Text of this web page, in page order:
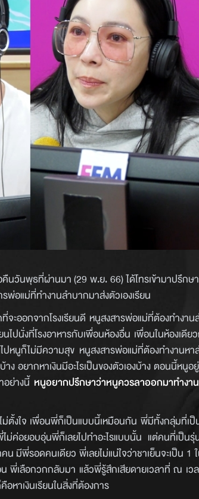
นวันพุธที่ผ่านมา (29 พ.ย. 66) ได้โทรเข้ามาปรึกษา
อแม่ที่ทำงานลำบากมาส่งตัวเองเรียน
จะออกจากโรงเรียนดี หนูสงสารพ่อแม่ที่ต้องทำงาน
นไปนั่งที่โรงอาหารกับเพื่อนห้องอื่น เพื่อนในห้องเดี
ปหนูก็ไม่มีความสุข หนูสงสารพ่อแม่ที่ต้องทำงานหา
อยากหาเงินมีอะไรเป็นของตัวเองบ้าง ตอนนี้หนูอ
อย่างนี้ หนูอยากปรึกษาว่าหนูควรลาออกมาทำงา
ม่ตั้งใจ เพื่อนพี่ก็เป็นแบบนี้เหมือนกัน พี่มีทั้งกลุ่มที่เป็
ม่ค่อยอบอุ่นพี่ก็เลยไปทำอะไรแบบนั้น แต่คนที่เป็นรุ่
มีพี่รอดคนเดียว พี่เลยไม่แน่ใจว่าชาเย็นจะเป็น 1
พี่เลือกวกกลับมา แล้วพี่รู้สึกเสียดายเวลาที่ ณ เว
หาเงินเรียนในสิ่งที่ต้องการ